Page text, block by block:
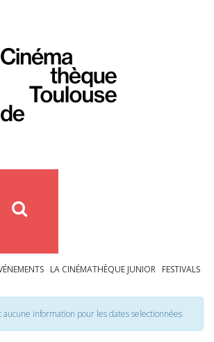
LA CINÉMATHÈQUE JUNIOR FESTIVALS
aucune information pour les dates selectionnées